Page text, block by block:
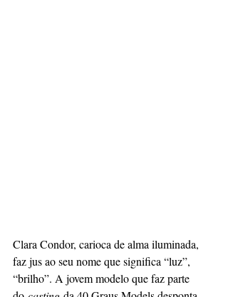
Clara Condor, carioca de alma iluminada,
faz jus ao seu nome que significa “luz”,
“brilho”. A jovem modelo que faz parte